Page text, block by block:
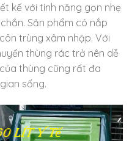
kế với tính năng gọn nhẹ
Sản phẩm có nắp
trùng xâm nhập. Với
thùng rác trở nên dễ
thùng cũng rất đa
sống.